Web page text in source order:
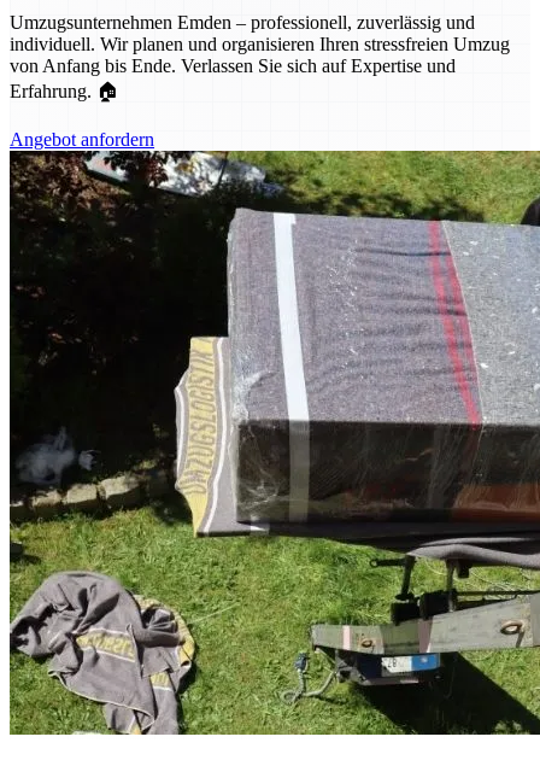
Umzugsunternehmen Emden – professionell, zuverlässig und
individuell. Wir planen und organisieren Ihren stressfreien Umzug
von Anfang bis Ende. Verlassen Sie sich auf Expertise und
Erfahrung. 🏠
Angebot anfordern